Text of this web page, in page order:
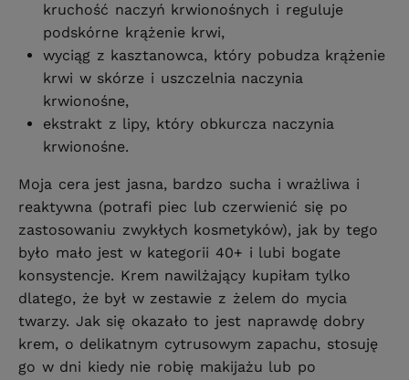
kruchość naczyń krwionośnych i reguluje
podskórne krążenie krwi,
wyciąg z kasztanowca, który pobudza krążenie
krwi w skórze i uszczelnia naczynia
krwionośne,
ekstrakt z lipy, który obkurcza naczynia
krwionośne.
Moja cera jest jasna, bardzo sucha i wrażliwa i
reaktywna (potrafi piec lub czerwienić się po
zastosowaniu zwykłych kosmetyków), jak by tego
było mało jest w kategorii 40+ i lubi bogate
konsystencje. Krem nawilżający kupiłam tylko
dlatego, że był w zestawie z żelem do mycia
twarzy. Jak się okazało to jest naprawdę dobry
krem, o delikatnym cytrusowym zapachu, stosuję
go w dni kiedy nie robię makijażu lub po